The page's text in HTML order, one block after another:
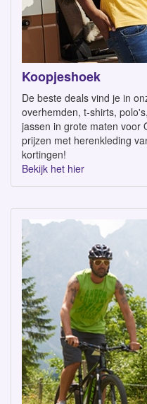
Koopjeshoek
De beste deals vind je in
overhemden, t-shirts,
jassen in grote maten voor
prijzen met herenkleding
kortingen!
Bekijk het hier